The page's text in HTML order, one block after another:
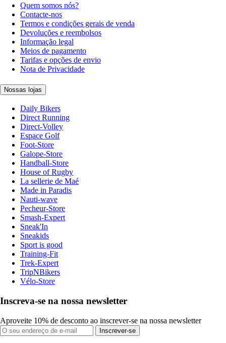
Quem somos nós?
Contacte-nos
Termos e condições gerais de venda
Devoluções e reembolsos
Informação legal
Meios de pagamento
Tarifas e opções de envio
Nota de Privacidade
Nossas lojas
Daily Bikers
Direct Running
Direct-Volley
Espace Golf
Foot-Store
Galope-Store
Handball-Store
House of Rugby
La sellerie de Maé
Made in Paradis
Nauti-wave
Pecheur-Store
Smash-Expert
Sneak'In
Sneakids
Sport is good
Training-Fit
Trek-Expert
TripNBikers
Vélo-Store
Inscreva-se na nossa newsletter
Aproveite 10% de desconto ao inscrever-se na nossa newsletter
Inscrever-se